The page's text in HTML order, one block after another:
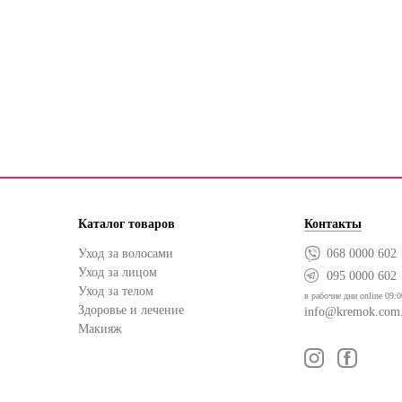
Каталог товаров
Уход за волосами
Уход за лицом
Уход за телом
Здоровье и лечение
Макияж
Контакты
068 0000 602
095 0000 602
в рабочие дни online